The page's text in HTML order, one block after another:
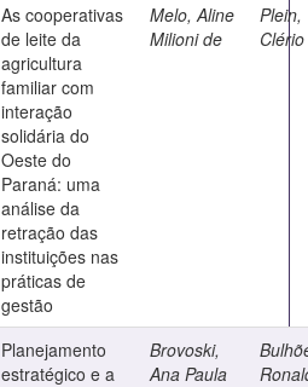
As cooperativas
de leite da
agricultura
familiar com
interação
solidária do
Oeste do
Paraná: uma
análise da
retração das
instituições nas
práticas de
gestão
Melo, Aline
Milioni de
Plein,
Clério
Planejamento
estratégico e a
Brovoski,
Ana Paula